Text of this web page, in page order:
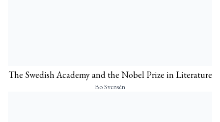
The Swedish Academy and the Nobel Prize in Literature
Bo Svensén